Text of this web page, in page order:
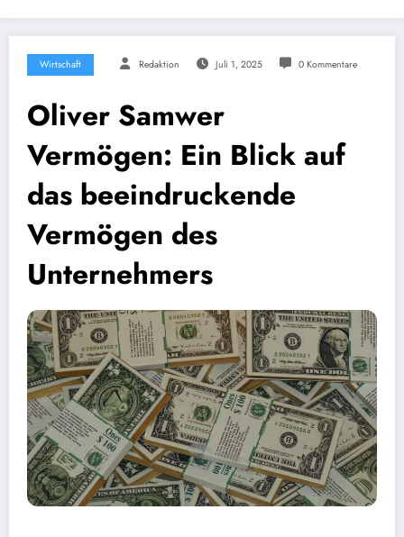
Wirtschaft Redaktion Juli 1, 2025 0 Kommentare
Oliver Samwer
Vermögen: Ein Blick auf
das beeindruckende
Vermögen des
Unternehmers